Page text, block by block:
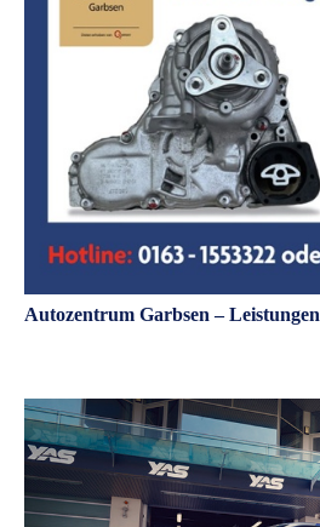
Autozentrum Garbsen – Leistungen